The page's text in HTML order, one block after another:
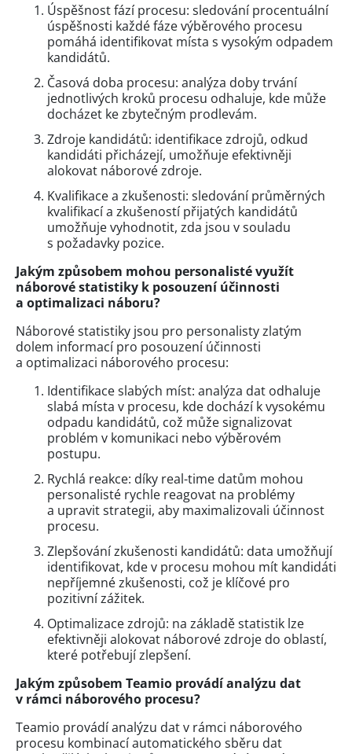
Úspěšnost fází procesu: sledování procentuální
úspěšnosti každé fáze výběrového procesu
pomáhá identifikovat místa s vysokým odpadem
kandidátů.
Časová doba procesu: analýza doby trvání
jednotlivých kroků procesu odhaluje, kde může
docházet ke zbytečným prodlevám.
Zdroje kandidátů: identifikace zdrojů, odkud
kandidáti přicházejí, umožňuje efektivněji
alokovat náborové zdroje.
Kvalifikace a zkušenosti: sledování průměrných
kvalifikací a zkušeností přijatých kandidátů
umožňuje vyhodnotit, zda jsou v souladu
s požadavky pozice.
Jakým způsobem mohou personalisté využít
náborové statistiky k posouzení účinnosti
a optimalizaci náboru?
Náborové statistiky jsou pro personalisty zlatým
dolem informací pro posouzení účinnosti
a optimalizaci náborového procesu:
Identifikace slabých míst: analýza dat odhaluje
slabá místa v procesu, kde dochází k vysokému
odpadu kandidátů, což může signalizovat
problém v komunikaci nebo výběrovém
postupu.
Rychlá reakce: díky real-time datům mohou
personalisté rychle reagovat na problémy
a upravit strategii, aby maximalizovali účinnost
procesu.
Zlepšování zkušenosti kandidátů: data umožňují
identifikovat, kde v procesu mohou mít kandidáti
nepříjemné zkušenosti, což je klíčové pro
pozitivní zážitek.
Optimalizace zdrojů: na základě statistik lze
efektivněji alokovat náborové zdroje do oblastí,
které potřebují zlepšení.
Jakým způsobem Teamio provádí analýzu dat
v rámci náborového procesu?
Teamio provádí analýzu dat v rámci náborového
procesu kombinací automatického sběru dat